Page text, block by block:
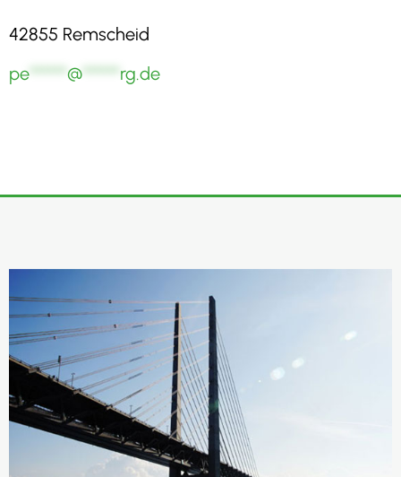
42855 Remscheid
pe******@****** rg.de